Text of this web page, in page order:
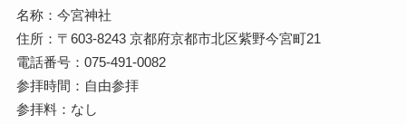
名称：今宮神社
住所：〒603-8243 京都府京都市北区紫野今宮町21
電話番号：075-491-0082
参拝時間：自由参拝
参拝料：なし